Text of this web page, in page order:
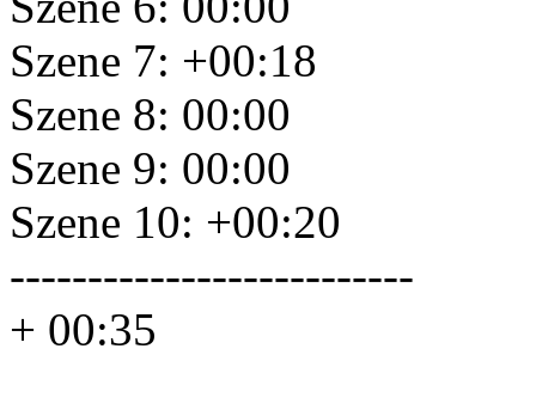
Szene 7: +00:18
Szene 8: 00:00
Szene 9: 00:00
Szene 10: +00:20
--------------------------
+ 00:35